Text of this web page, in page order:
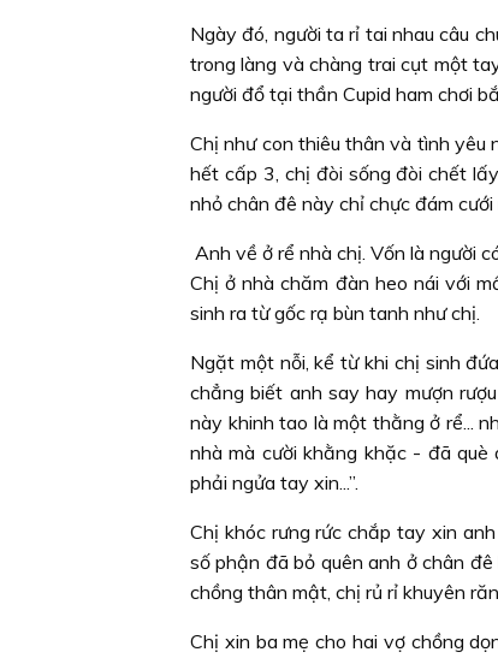
Ngày đó, người ta rỉ tai nhau câu
trong làng và chàng trai cụt một
người đổ tại thần Cupid ham chơi
Chị như con thiêu thân và tình yêu
hết cấp 3, chị đòi sống đòi chết
nhỏ chân đê này chỉ chực đám
Anh về ở rể nhà chị. Vốn là người
Chị ở nhà chăm đàn heo nái với
sinh ra từ gốc rạ bùn tanh như chị.
Ngặt một nỗi, kể từ khi chị sinh
chẳng biết anh say hay mượn
này khinh tao là một thằng ở rể...
nhà mà cười khằng khặc - đã què
phải ngửa tay xin...”.
Chị khóc rưng rức chắp tay xin
số phận đã bỏ quên anh ở chân
chồng thân mật, chị rủ rỉ khuyên
Chị xin ba mẹ cho hai vợ chồng